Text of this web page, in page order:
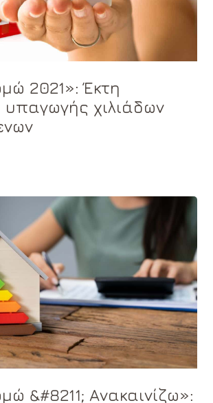
2021»: Έκτη
χιλιάδων
&#8211; Ανακαινίζω»: